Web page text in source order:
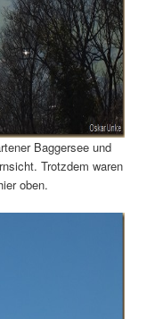
Baggersee und
Trotzdem waren
oben.